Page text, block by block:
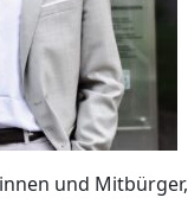
und Mitbürger,